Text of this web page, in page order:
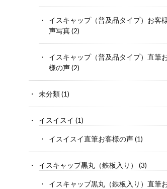
イスキャップ（普及品タイプ）お客
声写真(2)
イスキャップ（普及品タイプ）直筆
様の声(2)
未分類(1)
イスイスイ (1)
イスイスイ直筆お客様の声(1)
イスキャップ黒丸（鉄板入り） (3)
イスキャップ黒丸（鉄板入り）直筆